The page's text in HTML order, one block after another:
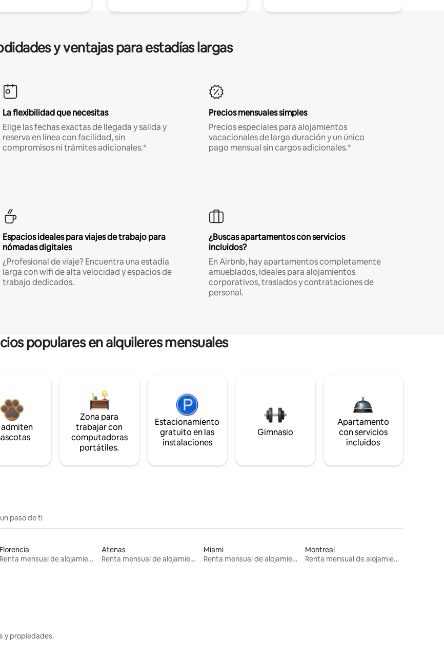
y ventajas para estadías largas
La flexibilidad que necesitas
Elige las fechas exactas de llegada y salida y
reserva en línea con facilidad, sin
compromisos ni trámites adicionales.*
Precios mensuales simples
Precios especiales para alojamientos
vacacionales de larga duración y un único
pago mensual sin cargos adicionales.*
Espacios ideales para viajes de trabajo para
nómadas digitales
¿Profesional de viaje? Encuentra una estadía
larga con wifi de alta velocidad y espacios de
trabajo dedicados.
¿Buscas apartamentos con servicios
incluidos?
En Airbnb, hay apartamentos completamente
amueblados, ideales para alojamientos
corporativos, traslados y contrataciones de
personal.
populares en alquileres mensuales
admiten
Zona para
trabajar con
computadoras
portátiles.
Estacionamiento
gratuito en las
instalaciones
Gimnasio
Apartamento
con servicios
incluidos
paso de ti
Florencia
Renta mensual de alojamientos
Atenas
Renta mensual de alojamientos
Miami
Renta mensual de alojamientos
Montreal
Renta mensual de alojamientos
y propiedades.